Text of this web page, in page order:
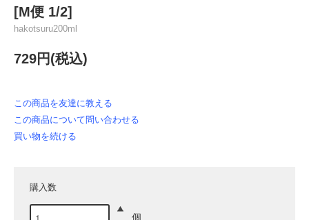
[M便 1/2]
hakotsuru200ml
729円(税込)
この商品を友達に教える
この商品について問い合わせる
買い物を続ける
購入数
個